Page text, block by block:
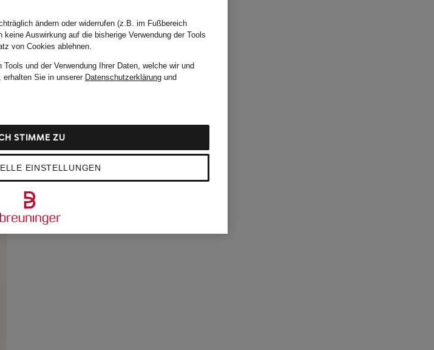
ändern oder widerrufen (z.B. im Fußbereich
Auswirkung auf die bisherige Verwendung der Tools
von Cookies ablehnen.
und der Verwendung Ihrer Daten, welche wir und
erhalten Sie in unserer Datenschutzerklärung und
EINSTELLUNGEN
STIMME ZU